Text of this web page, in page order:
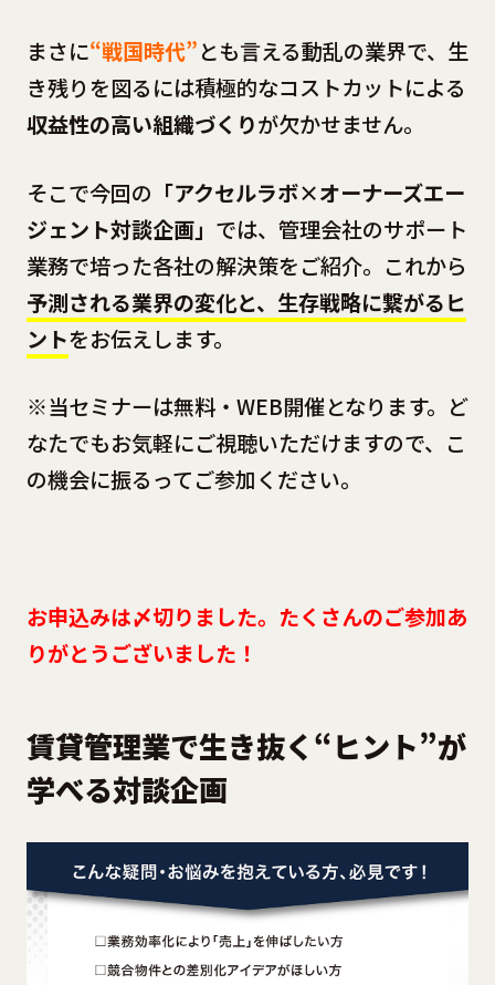
まさに“戦国時代”とも言える動乱の業界で、生
き残りを図るには積極的なコストカットによる
収益性の高い組織づくりが欠かせません。
そこで今回の 「アクセルラボ×オーナーズエー
ジェント対談企画」 では、管理会社のサポート
業務で培った各社の解決策をご紹介。これから
予測される業界の変化と、生存戦略に繋がるヒ
ントをお伝えします。
※当セミナーは無料・WEB開催となります。ど
なたでもお気軽にご視聴いただけますので、こ
の機会に振るってご参加ください。
お申込みは〆切りました。たくさんのご参加あ
りがとうございました！
賃貸管理業で生き抜く“ヒント”が
学べる対談企画